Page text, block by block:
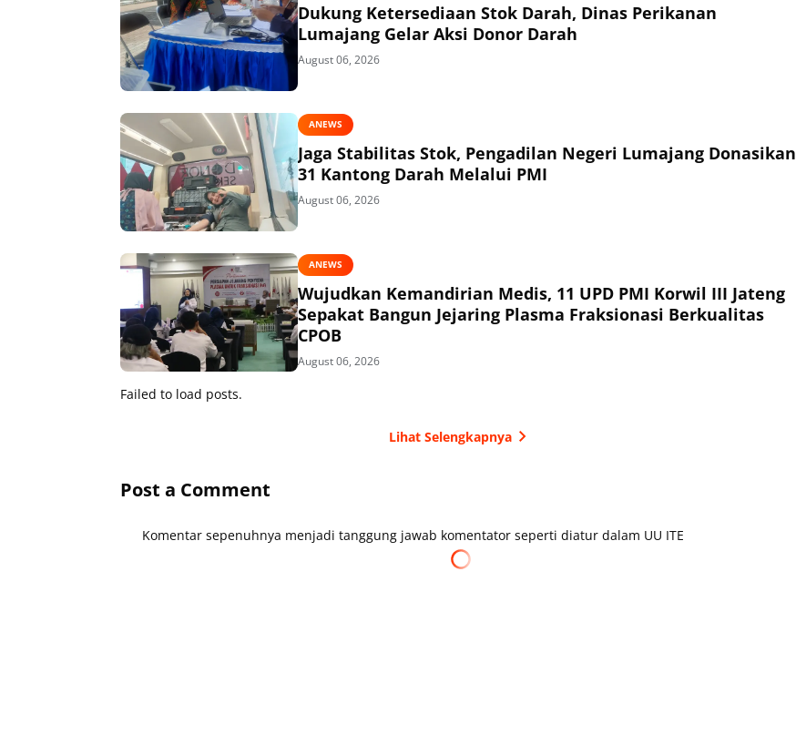
Dukung Ketersediaan Stok Darah, Dinas Perikanan
Lumajang Gelar Aksi Donor Darah
August 06, 2026
ANEWS
Jaga Stabilitas Stok, Pengadilan Negeri Lumajang Donasikan
31 Kantong Darah Melalui PMI
August 06, 2026
ANEWS
Wujudkan Kemandirian Medis, 11 UPD PMI Korwil III Jateng
Sepakat Bangun Jejaring Plasma Fraksionasi Berkualitas
CPOB
August 06, 2026
Failed to load posts.
Lihat Selengkapnya
Post a Comment
Komentar sepenuhnya menjadi tanggung jawab komentator seperti diatur dalam UU ITE